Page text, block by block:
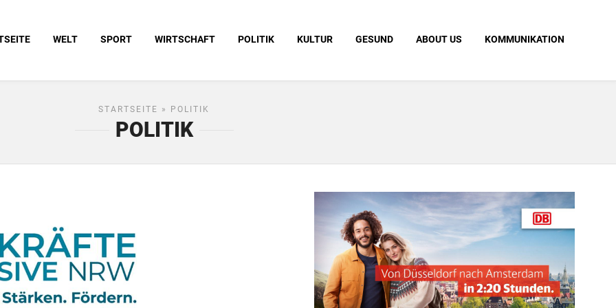
WELT SPORT WIRTSCHAFT POLITIK KULTUR GESUND ABOUT US KOMMUNIKATION
STARTSEITE » POLITIK
POLITIK